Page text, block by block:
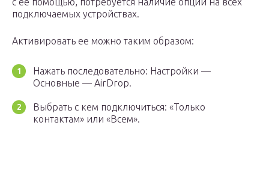
подключаемых устройствах.
Активировать ее можно таким образом:
Нажать последовательно: Настройки —
Основные — AirDrop.
Выбрать с кем подключиться: «Только
контактам» или «Всем».